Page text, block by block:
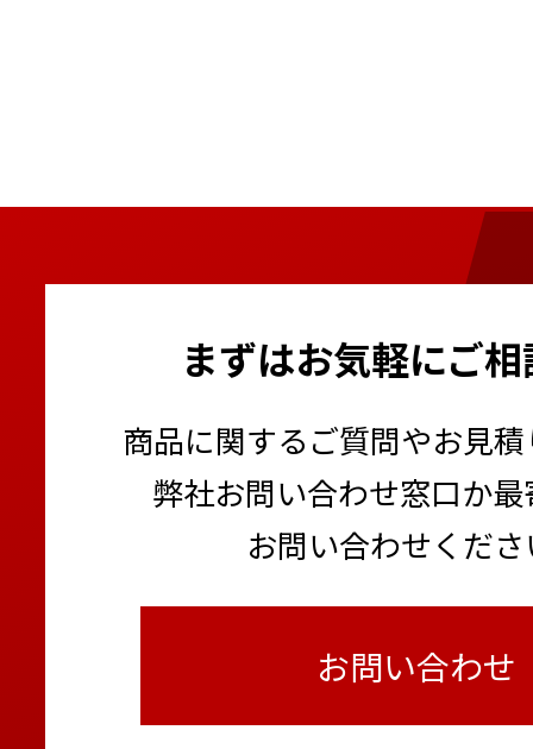
まずはお気軽にご
商品に関するご質問やお見
弊社お問い合わせ窓口か
お問い合わせくだ
お問い合わせ